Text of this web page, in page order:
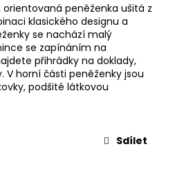
orientovaná peněženka ušitá z
klasického designu a
se nachází malý
se zapínáním na
přihrádky na doklady,
V horní části peněženky jsou
podšité látkovou
Sdílet